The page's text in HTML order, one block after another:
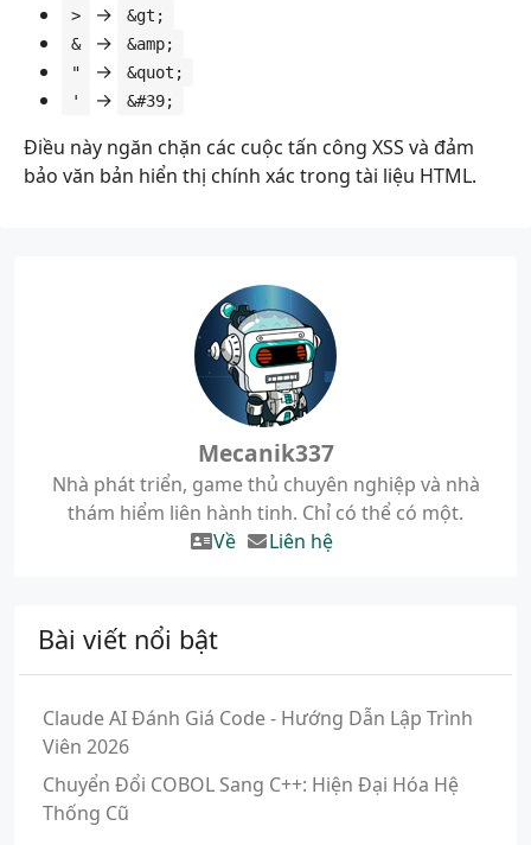
>
→
&gt;
&
→
&amp;
"
→
&quot;
'
→ &#39;
Điều này ngăn chặn các cuộc tấn công XSS và đảm
bảo văn bản hiển thị chính xác trong tài liệu HTML.
Mecanik337
Nhà phát triển, game thủ chuyên nghiệp và nhà
thám hiểm liên hành tinh. Chỉ có thể có một.
Về
Liên hệ
Bài viết nổi bật
Claude AI Đánh Giá Code - Hướng Dẫn Lập Trình
Viên 2026
Chuyển Đổi COBOL Sang C++: Hiện Đại Hóa Hệ
Thống Cũ